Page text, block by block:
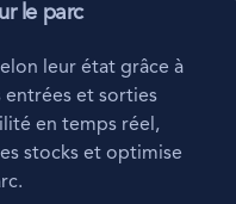
le parc
leur état grâce à
et sorties
en temps réel,
stocks et optimise